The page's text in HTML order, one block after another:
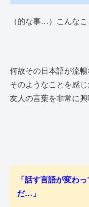
（的な事…） こんな
何故その日本語が流
そのようなことを感
友人の言葉を非常に興
「話す言語が変わ
だ…」